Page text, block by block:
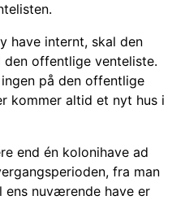
have internt, skal den
offentlige venteliste.
på den offentlige
kommer altid et nyt hus i
end én kolonihave ad
fra man
ens nuværende have er